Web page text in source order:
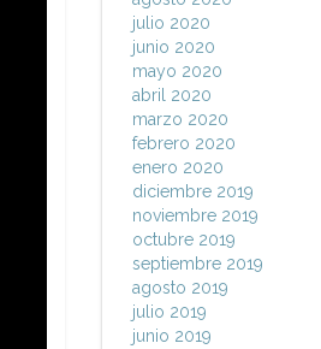
julio 2020
junio 2020
mayo 2020
abril 2020
marzo 2020
febrero 2020
enero 2020
diciembre 2019
noviembre 2019
octubre 2019
septiembre 2019
agosto 2019
julio 2019
junio 2019